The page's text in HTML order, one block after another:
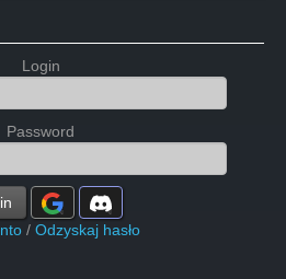
Login
Password
/ Odzyskaj hasło